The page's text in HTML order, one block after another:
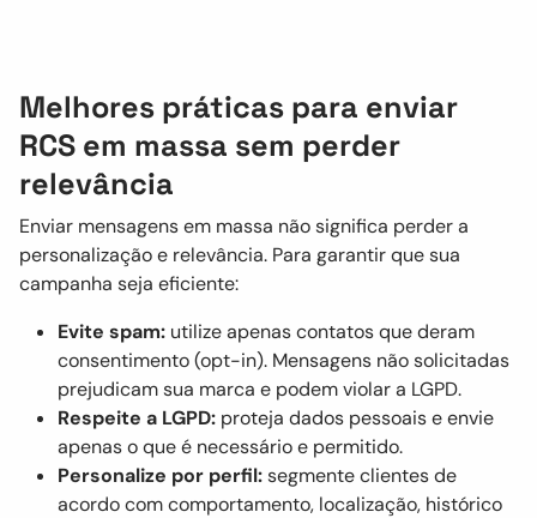
Melhores práticas para enviar
RCS em massa sem perder
relevância
Enviar mensagens em massa não significa perder a
personalização e relevância. Para garantir que sua
campanha seja eficiente:
Evite spam: utilize apenas contatos que deram
consentimento (opt-in). Mensagens não solicitadas
prejudicam sua marca e podem violar a LGPD.
Respeite a LGPD: proteja dados pessoais e envie
apenas o que é necessário e permitido.
Personalize por perfil:segmente clientes de
acordo com comportamento, localização, histórico